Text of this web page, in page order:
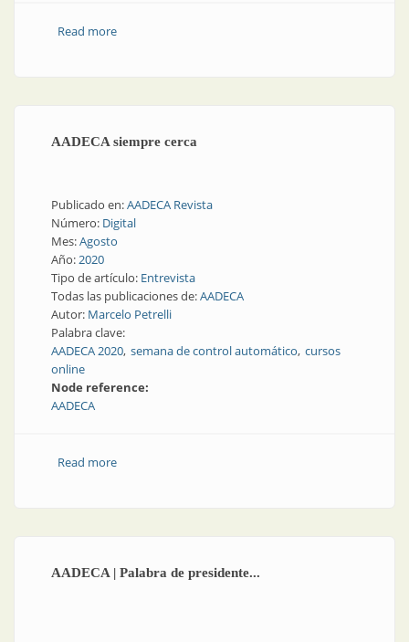
Read moreabout Industria 4.0 ¿llegó a la Argentina?
AADECA siempre cerca
Publicado en:AADECA Revista
Número: Digital
Mes:Agosto
Año:2020
Tipo de artículo: Entrevista
Todas las publicaciones de:AADECA
Autor: Marcelo Petrelli
Palabra clave:
AADECA 2020 semana de control automático cursos
online
Node reference:
AADECA
Read moreabout AADECA siempre cerca
AADECA | Palabra de presidente...